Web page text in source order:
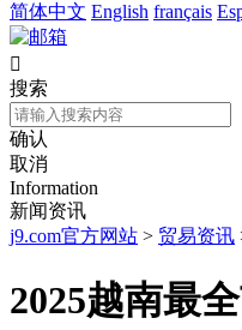
简体中文 English français

搜索
确认
取消
Information
新闻资讯
j9.com官方网站 > 贸易资讯
2025越南最